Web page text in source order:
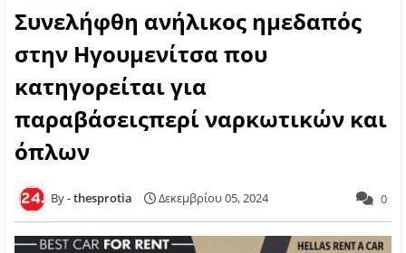
Συνελήφθη ανήλικος ημεδαπός
στην Ηγουμενίτσα που
κατηγορείται για
παραβάσειςπερί ναρκωτικών και
όπλων
thesprotia Δεκεμβρίου 05, 2024 0